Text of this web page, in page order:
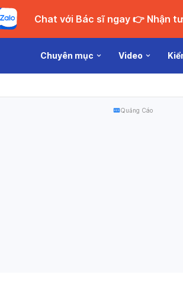
Chat với Bác sĩ
Chuyên mục Video
Quảng Cáo